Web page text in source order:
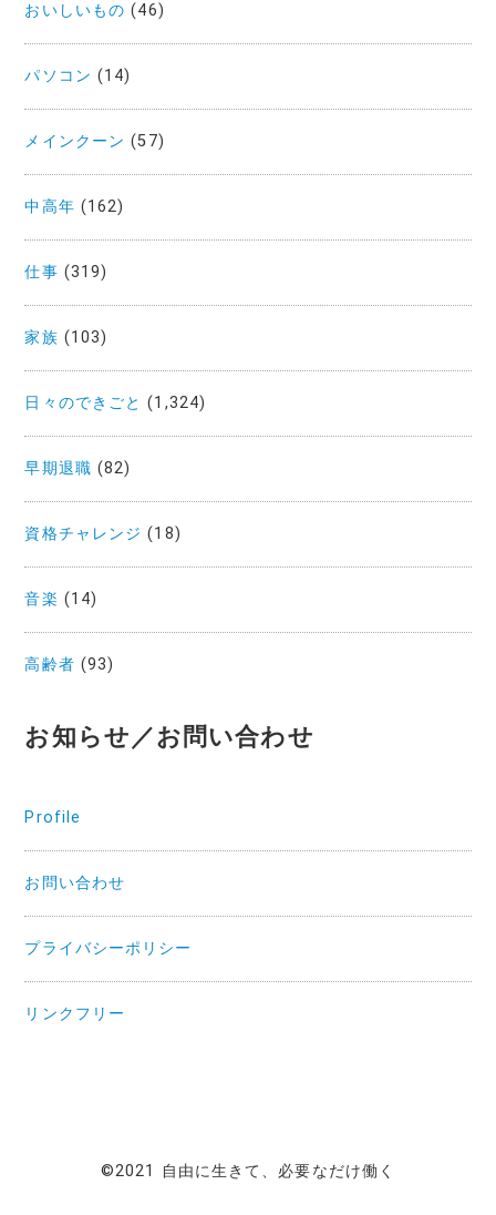
おいしいもの (46)
パソコン (14)
メインクーン (57)
中高年 (162)
仕事 (319)
家族 (103)
日々のできごと (1,324)
早期退職 (82)
資格チャレンジ (18)
音楽 (14)
高齢者 (93)
お知らせ／お問い合わせ
Profile
お問い合わせ
プライバシーポリシー
リンクフリー
©2021 自由に生きて、必要なだけ働く